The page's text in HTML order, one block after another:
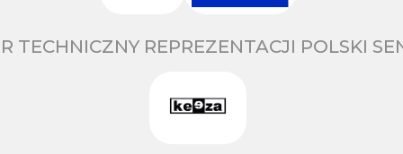
TECHNICZNY REPREZENTACJI POLSKI